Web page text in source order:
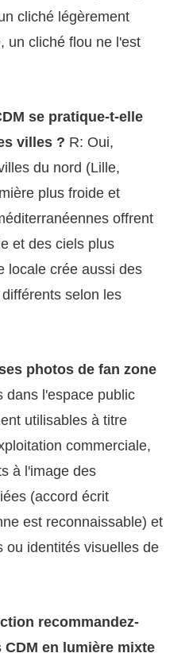
cliché légèrement
un cliché flou ne l'est
se pratique-t-elle
villes ? R: Oui,
du nord (Lille,
plus froide et
offrent
et des ciels plus
locale crée aussi des
selon les
photos de fan zone
dans l'espace public
utilisables à titre
commerciale,
à l'image des
(accord écrit
est reconnaissable) et
ou identités visuelles de
recommandez-
en lumière mixte